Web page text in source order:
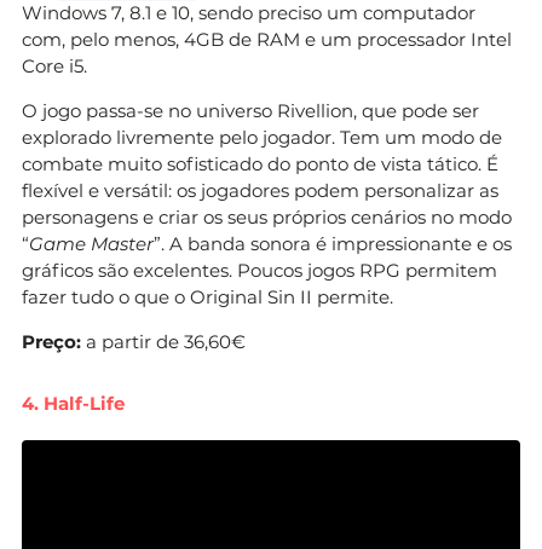
Windows 7, 8.1 e 10, sendo preciso um computador
com, pelo menos, 4GB de RAM e um processador Intel
Core i5.
O jogo passa-se no universo Rivellion, que pode ser
explorado livremente pelo jogador. Tem um modo de
combate muito sofisticado do ponto de vista tático. É
flexível e versátil: os jogadores podem personalizar as
personagens e criar os seus próprios cenários no modo
“Game Master”. A banda sonora é impressionante e os
gráficos são excelentes. Poucos jogos RPG permitem
fazer tudo o que o Original Sin II permite.
Preço: a partir de 36,60€
4. Half-Life